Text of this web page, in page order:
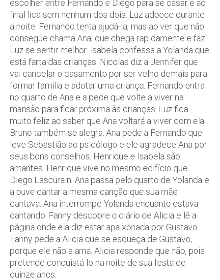
escolher entre Fernando e Diego para se casar e ao
final fica sem nenhum dos dois. Luz adoece durante
a noite. Fernando tenta ajudá-la, mas ao ver que não
consegue chama Ana, que chega rapidamente e faz
Luz se sentir melhor. Isabela confessa a Yolanda que
está farta das crianças. Nicolas diz a Jennifer que
vai cancelar o casamento por ser velho demais para
formar família e adotar uma criança. Fernando entra
no quarto de Ana e a pede que volte a viver na
mansão para ficar próxima às crianças. Luz fica
muito feliz ao saber que Ana voltará a viver com ela.
Bruno também se alegra. Ana pede a Fernando que
leve Sebastião ao psicólogo e ele agradece Ana por
seus bons conselhos. Henrique e Isabela são
amantes. Henrique vive no mesmo edifício que
Diego Lascurain. Ana passa pelo quarto de Yolanda e
a ouve cantar a mesma canção que sua mãe
cantava. Ana interrompe Yolanda enquanto estava
cantando. Fanny descobre o diário de Alicia e lê a
página onde ela diz estar apaixonada por Gustavo.
Fanny pede a Alicia que se esqueça de Gustavo,
porque ele não a ama. Alicia responde que não, pois
pretende conquistá-lo na noite de sua festa de
quinze anos.